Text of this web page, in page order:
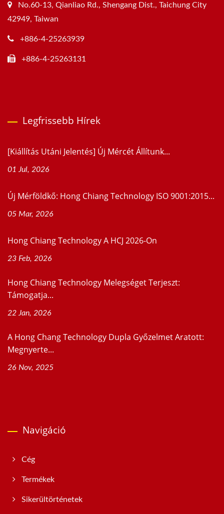
No.60-13, Qianliao Rd., Shengang Dist., Taichung City
42949, Taiwan
+886-4-25263939
+886-4-25263131
Legfrissebb Hírek
[Kiállítás Utáni Jelentés] Új Mércét Állítunk...
01 Jul, 2026
Új Mérföldkő: Hong Chiang Technology ISO 9001:2015...
05 Mar, 2026
Hong Chiang Technology A HCJ 2026-On
23 Feb, 2026
Hong Chiang Technology Melegséget Terjeszt:
Támogatja...
22 Jan, 2026
A Hong Chang Technology Dupla Győzelmet Aratott:
Megnyerte...
26 Nov, 2025
Navigáció
Cég
Termékek
Sikerültörténetek